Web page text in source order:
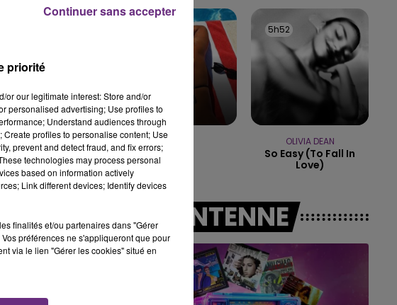
15h00 - 19h00
LE CLUB CHAMPAGNE FM
5h52
5h52
OLIVIA DEAN
So Easy (to Fall In
Love)
A L'ANTENNE
priorité
or our legitimate interest: Store and/or
personalised advertising; Use profiles to
Understand audiences through
profiles to personalise content; Use
prevent and detect fraud, and fix errors;
technologies may process personal
based on information actively
Link different devices; Identify devices
finalités et/ou partenaires dans "Gérer
préférences ne s'appliqueront que pour
via le lien "Gérer les cookies" situé en
Continuer sans accepter